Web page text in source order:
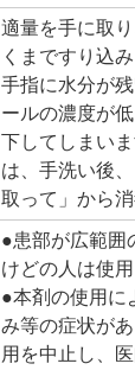
適量を手に取
くまですり込み
手指に水分が
ールの濃度が
下してしまい
は、手洗い後
取って」から
●患部が広範囲
けどの人は使用
●本剤の使用に
み等の症状が
用を中止し、